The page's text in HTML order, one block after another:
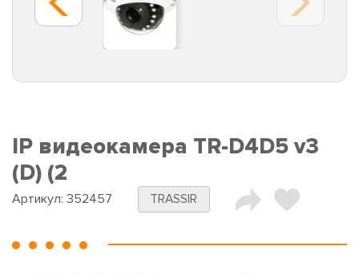
IP видеокамера TR-D4D5 v3
(D) (2
Артикул: 352457 TRASSIR